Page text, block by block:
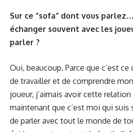
Sur ce “sofa” dont vous
échanger souvent avec les
parler ?
Oui, beaucoup. Parce que c’est ce
de travailler et de comprendre
joueur, j’aimais avoir cette relation
maintenant que c’est moi qui suis
de parler avec tout le monde de